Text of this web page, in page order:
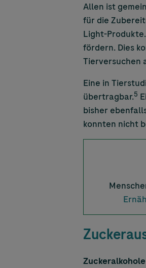
Allen ist
für die
Light-
fördern. Dies
Tierversuchen
Eine in
übertragbar.5
bisher
konnten nicht
Zuckeralkohole